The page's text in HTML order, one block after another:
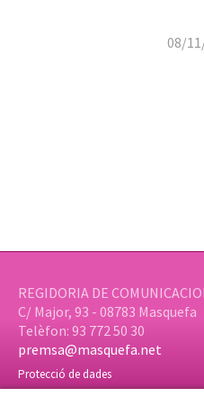
08/
REGIDORIA DE
C/ Major, 93 - 08783 Masquefa
Telèfon: 93 772 50 30
premsa@masquefa.net
Protecció de dades